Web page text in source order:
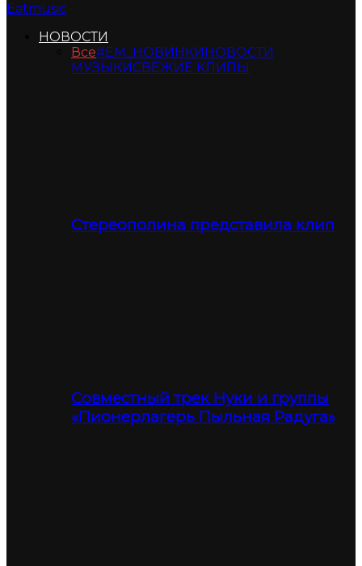
Eatmusic
НОВОСТИ
Все#ЕМ_НОВИНКИНОВОСТИ
МУЗЫКИСВЕЖИЕ КЛИПЫ
Стереополина представила клип
Совместный трек Нуки и группы
«Пионерлагерь Пыльная Радуга»